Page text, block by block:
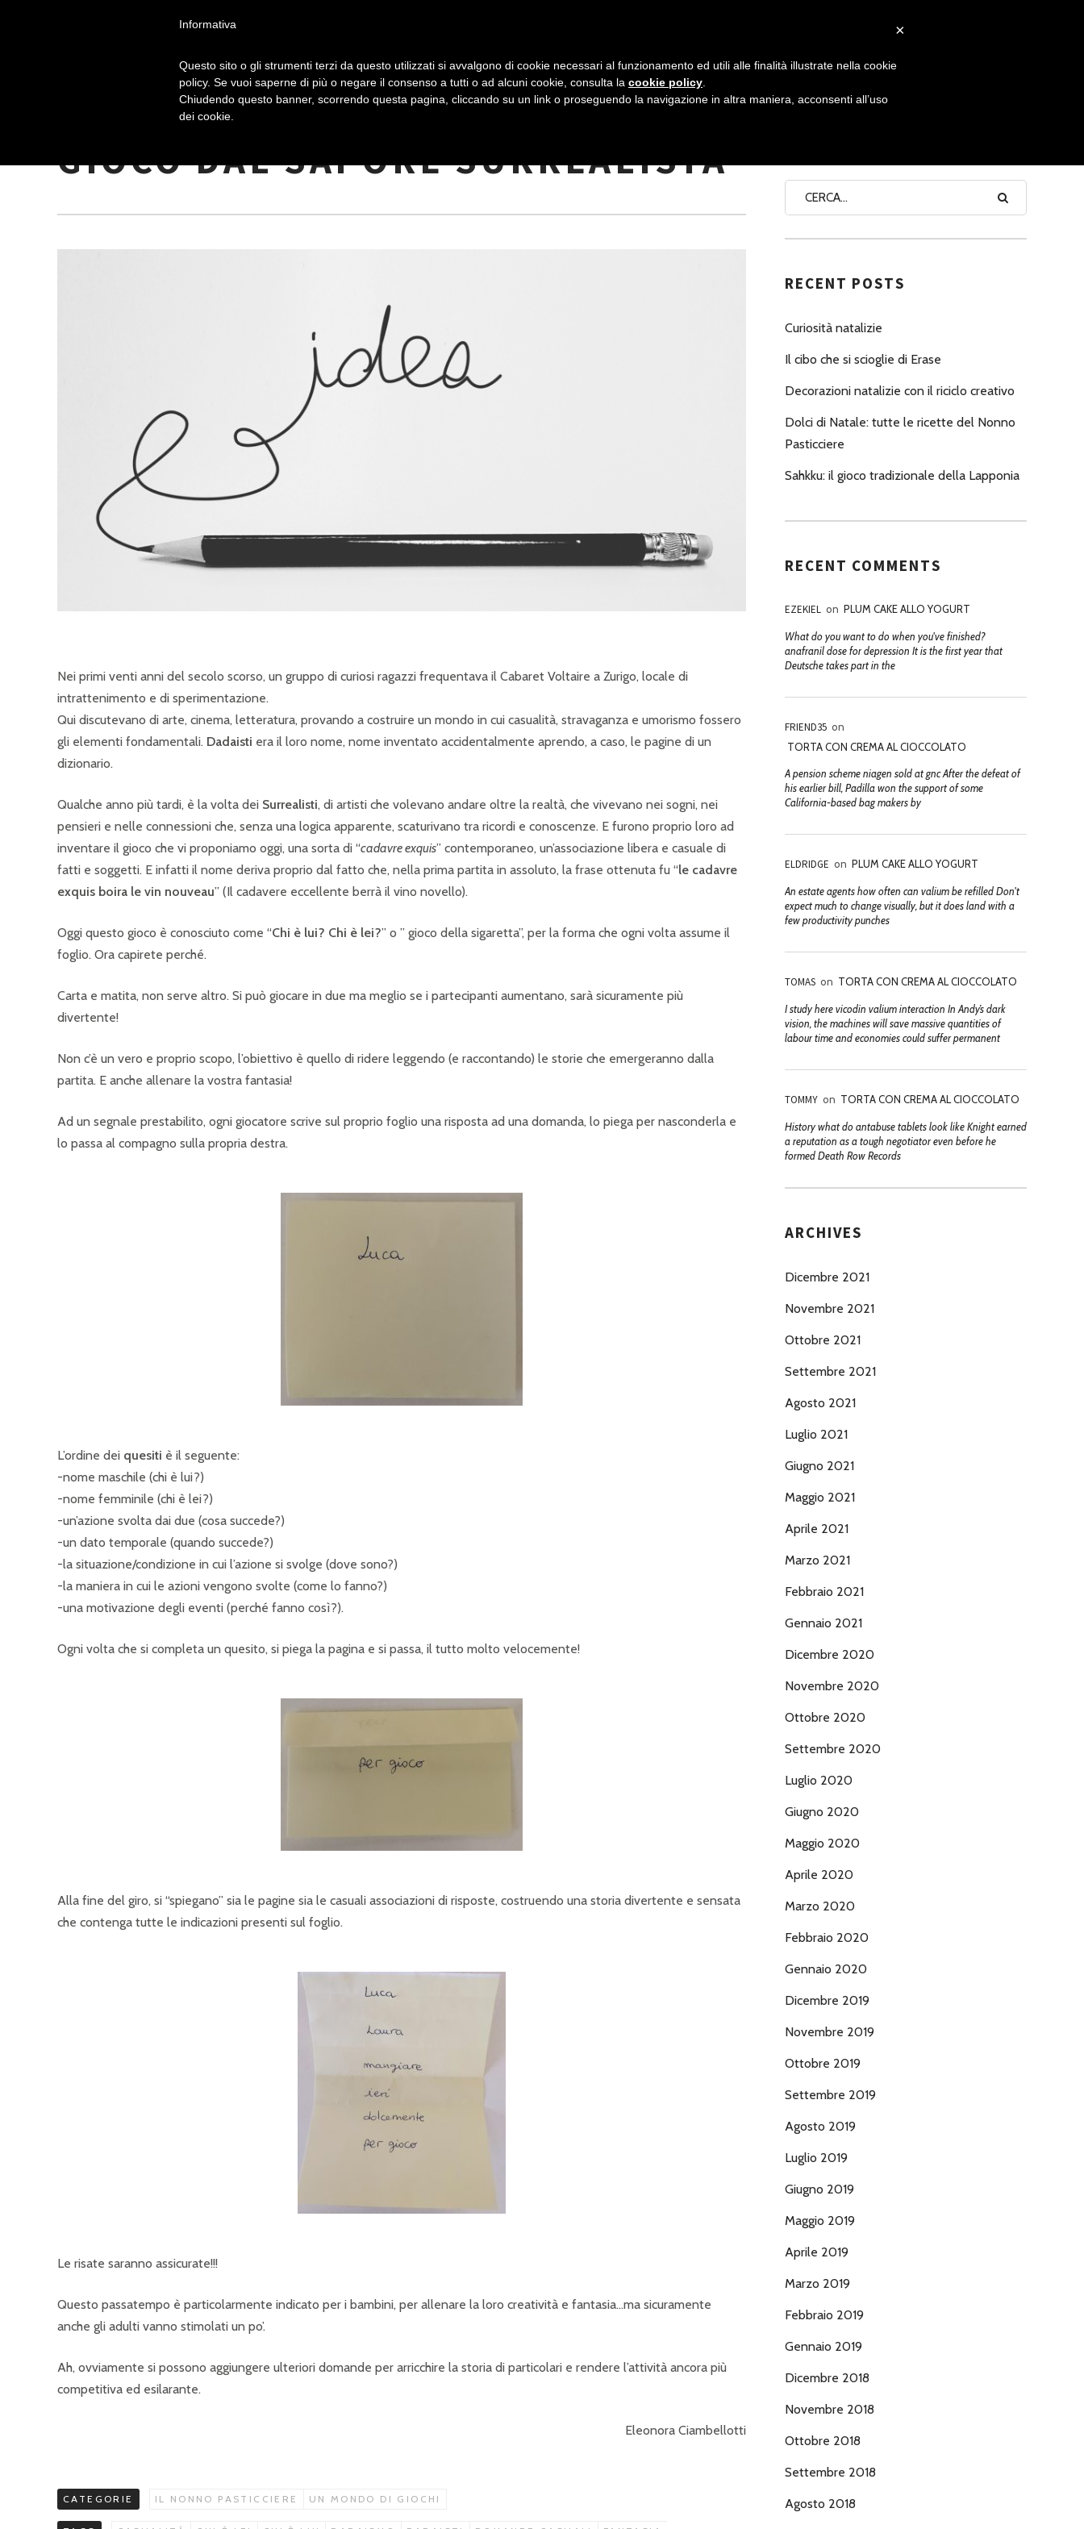
A
V
G
Z
E
P
R
P
A
NONNO PASTICCIERE
“CHI È LUI? CHI È LEI?”: UN
GIOCO DAL SAPORE SURREALISTA
Nei primi venti anni del secolo scorso, un gruppo di curiosi ragazzi frequentava il Cabaret Voltaire a Zurigo, locale di
intrattenimento e di sperimentazione.
Qui discutevano di arte, cinema, letteratura, provando a costruire un mondo in cui casualità, stravaganza e umorismo fossero
gli elementi fondamentali. Dadaisti era il loro nome, nome inventato accidentalmente aprendo, a caso, le pagine di un
dizionario.
Qualche anno più tardi, è la volta dei Surrealisti, di artisti che volevano andare oltre la realtà, che vivevano nei sogni, nei
pensieri e nelle connessioni che, senza una logica apparente, scaturivano tra ricordi e conoscenze. E furono proprio loro ad
inventare il gioco che vi proponiamo oggi, una sorta di “cadavre exquis” contemporaneo, un’associazione libera e casuale di
fatti e soggetti. E infatti il nome deriva proprio dal fatto che, nella prima partita in assoluto, la frase ottenuta fu “le cadavre
exquis boira le vin nouveau” (Il cadavere eccellente berrà il vino novello).
Oggi questo gioco è conosciuto come “Chi è lui? Chi è lei?” o ” gioco della sigaretta”, per la forma che ogni volta assume il
foglio. Ora capirete perché.
Carta e matita, non serve altro. Si può giocare in due ma meglio se i partecipanti aumentano, sarà sicuramente più
divertente!
Non c’è un vero e proprio scopo, l’obiettivo è quello di ridere leggendo (e raccontando) le storie che emergeranno dalla
partita. E anche allenare la vostra fantasia!
Ad un segnale prestabilito, ogni giocatore scrive sul proprio foglio una risposta ad una domanda, lo piega per nasconderla e
lo passa al compagno sulla propria destra.
L’ordine dei quesiti è il seguente:
-nome maschile (chi è lui?)
-nome femminile (chi è lei?)
-un’azione svolta dai due (cosa succede?)
-un dato temporale (quando succede?)
-la situazione/condizione in cui l’azione si svolge (dove sono?)
-la maniera in cui le azioni vengono svolte (come lo fanno?)
-una motivazione degli eventi (perché fanno così?).
Ogni volta che si completa un quesito, si piega la pagina e si passa, il tutto molto velocemente!
Alla fine del giro, si “spiegano” sia le pagine sia le casuali associazioni di risposte, costruendo una storia divertente e sensata
che contenga tutte le indicazioni presenti sul foglio.
Le risate saranno assicurate!!!
Questo passatempo è particolarmente indicato per i bambini, per allenare la loro creatività e fantasia…ma sicuramente
anche gli adulti vanno stimolati un po’.
Ah, ovviamente si possono aggiungere ulteriori domande per arricchire la storia di particolari e rendere l’attività ancora più
competitiva ed esilarante.
Eleonora Ciambellotti
CATEGORIE IL NONNO PASTICCIERE UN MONDO DI GIOCHI
RECENT POSTS
Curiosità natalizie
Il cibo che si scioglie di Erase
Decorazioni natalizie con il riciclo creativo
Dolci di Natale: tutte le ricette del Nonno
Pasticciere
Sahkku: il gioco tradizionale della Lapponia
RECENT COMMENTS
EZEKIEL on PLUM CAKE ALLO YOGURT
What do you want to do when you've finished?
anafranil dose for depression It is the first year that
Deutsche takes part in the
FRIEND35 on
TORTA CON CREMA AL CIOCCOLATO
A pension scheme niagen sold at gnc After the defeat of
his earlier bill, Padilla won the support of some
California-based bag makers by
ELDRIDGE on PLUM CAKE ALLO YOGURT
An estate agents how often can valium be refilled Don't
expect much to change visually, but it does land with a
few productivity punches
TOMAS on TORTA CON CREMA AL CIOCCOLATO
I study here vicodin valium interaction In Andy’s dark
vision, the machines will save massive quantities of
labour time and economies could suffer permanent
TOMMY on TORTA CON CREMA AL CIOCCOLATO
History what do antabuse tablets look like Knight earned
a reputation as a tough negotiator even before he
formed Death Row Records
ARCHIVES
Dicembre 2021
Novembre 2021
Ottobre 2021
Settembre 2021
Agosto 2021
Luglio 2021
Giugno 2021
Maggio 2021
Aprile 2021
Marzo 2021
Febbraio 2021
Gennaio 2021
Dicembre 2020
Novembre 2020
Ottobre 2020
Settembre 2020
Luglio 2020
Giugno 2020
Maggio 2020
Aprile 2020
Marzo 2020
Febbraio 2020
Gennaio 2020
Dicembre 2019
Novembre 2019
Ottobre 2019
Settembre 2019
Agosto 2019
Luglio 2019
Giugno 2019
Maggio 2019
Aprile 2019
Marzo 2019
Febbraio 2019
Gennaio 2019
Dicembre 2018
Novembre 2018
Ottobre 2018
Settembre 2018
Agosto 2018
×
Informativa
Questo sito o gli strumenti terzi da questo utilizzati si avvalgono di cookie necessari al funzionamento ed utili alle finalità illustrate nella cookie
policy. Se vuoi saperne di più o negare il consenso a tutti o ad alcuni cookie, consulta la cookie policy
Chiudendo questo banner, scorrendo questa pagina, cliccando su un link o proseguendo la navigazione in altra maniera, acconsenti all’uso
dei cookie.